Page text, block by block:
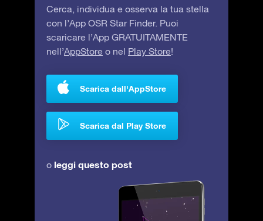
Cerca, individua e osserva la tua stella
con l’App OSR Star Finder. Puoi
scaricare l’App GRATUITAMENTE
nell’AppStore o nel Play Store!
Scarica dall'AppStore
Scarica dal Play Store
o leggi questo post